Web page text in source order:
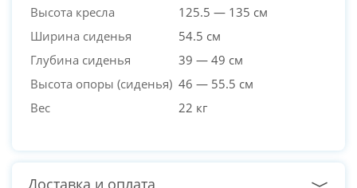
Высота кресла
125.5 — 135 см
Ширина сиденья
54.5 см
Глубина сиденья
39 — 49 см
Высота опоры (сиденья) 46 — 55.5 см
Вес
22 кг